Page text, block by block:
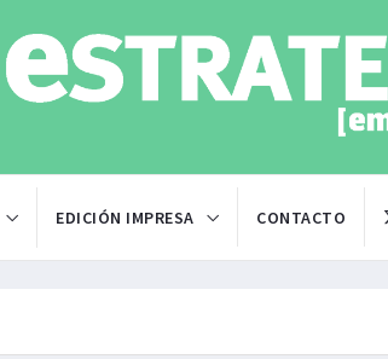
EDICIÓN IMPRESA CONTACTO